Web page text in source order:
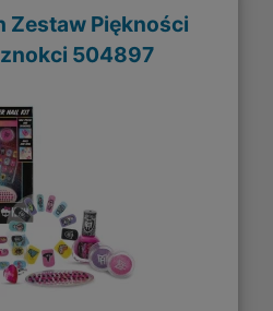
Zestaw Piękności
504897